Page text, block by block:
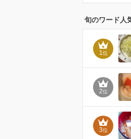
旬のワード人
1位
2位
3位